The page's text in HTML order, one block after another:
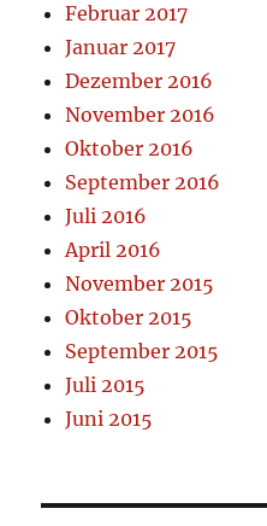
Februar 2017
Januar 2017
Dezember 2016
November 2016
Oktober 2016
September 2016
Juli 2016
April 2016
November 2015
Oktober 2015
September 2015
Juli 2015
Juni 2015